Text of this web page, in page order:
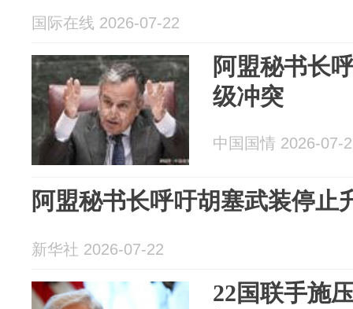
国际在线 2026-07-22
阿盟秘书长
级冲突
中国国情 2026-07-
阿盟秘书长呼吁胡塞武装停止
新华社 2026-07-22
22国联手施